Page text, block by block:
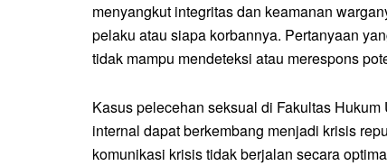
menyangkut integritas dan keamanan
pelaku atau siapa korbannya. Pertanyaan
tidak mampu mendeteksi atau merespons
Kasus pelecehan seksual di Fakultas
internal dapat berkembang menjadi krisis
komunikasi krisis tidak berjalan secara